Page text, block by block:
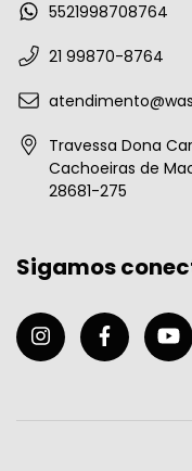
5521998708764
21 99870-8764
Travessa Dona
Cachoeiras de
28681-275
Sigamos